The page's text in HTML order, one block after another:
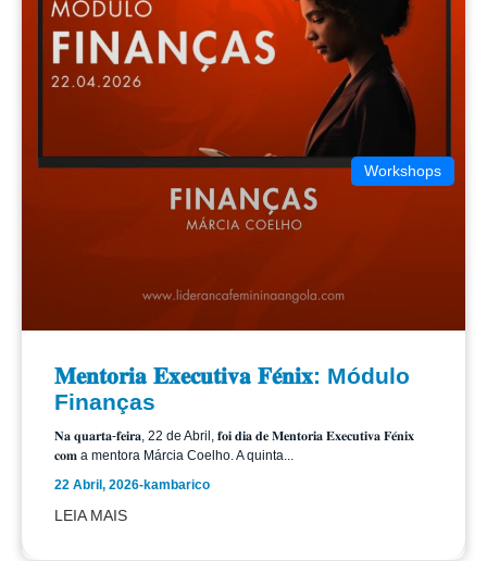
Workshops
𝐌𝐞𝐧𝐭𝐨𝐫𝐢𝐚 𝐄𝐱𝐞𝐜𝐮𝐭𝐢𝐯𝐚 𝐅𝐞́𝐧𝐢𝐱: Módulo
Finanças
𝐍𝐚 𝐪𝐮𝐚𝐫𝐭𝐚-𝐟𝐞𝐢𝐫𝐚, 22 de Abril, 𝐟𝐨𝐢 𝐝𝐢𝐚 𝐝𝐞 𝐌𝐞𝐧𝐭𝐨𝐫𝐢𝐚 𝐄𝐱𝐞𝐜𝐮𝐭𝐢𝐯𝐚 𝐅𝐞́𝐧𝐢𝐱
𝐜𝐨𝐦 a mentora Márcia Coelho. A quinta...
22 Abril, 2026-kambarico
LEIA MAIS